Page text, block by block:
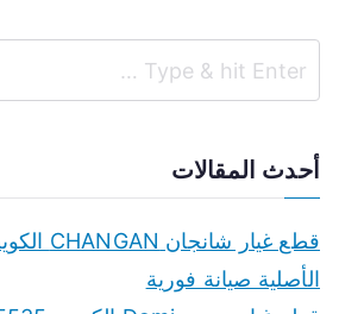
أحدث المقالات
الأصلية صيانة فورية